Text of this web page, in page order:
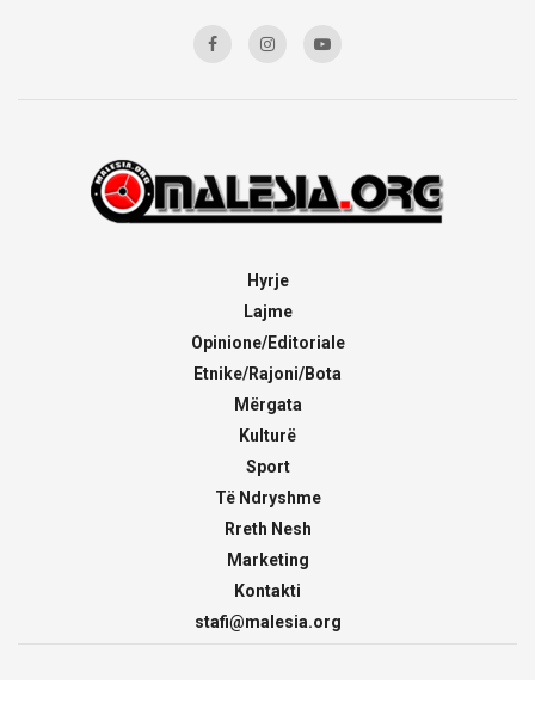
Hyrje
Lajme
Opinione/Editoriale
Etnike/Rajoni/Bota
Mërgata
Kulturë
Sport
Të Ndryshme
Rreth Nesh
Marketing
Kontakti
stafi@malesia.org